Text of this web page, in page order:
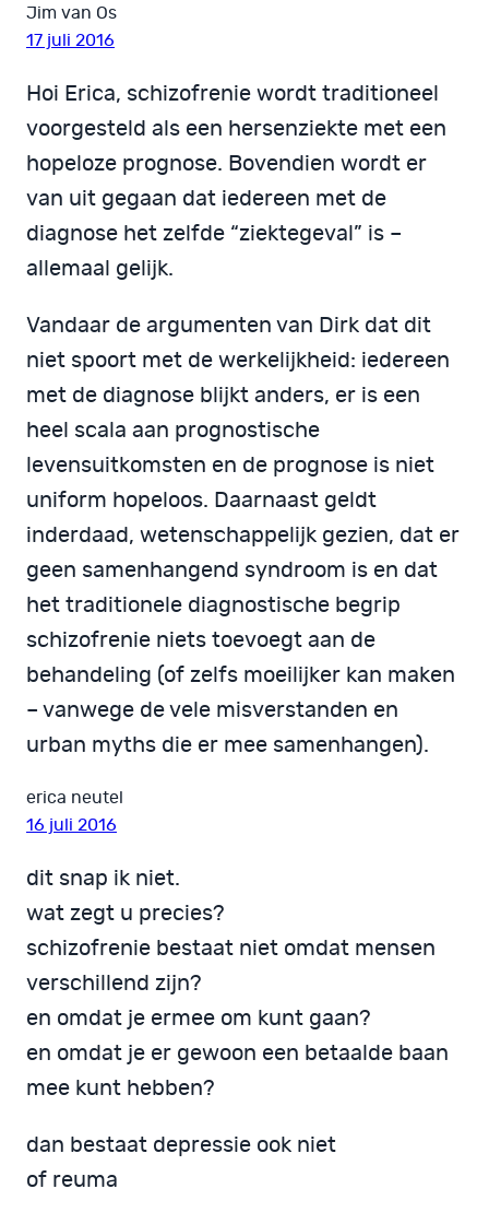
Jim van Os
17 juli 2016
Hoi Erica, schizofrenie wordt traditioneel
voorgesteld als een hersenziekte met een
hopeloze prognose. Bovendien wordt er
van uit gegaan dat iedereen met de
diagnose het zelfde “ziektegeval” is –
allemaal gelijk.
Vandaar de argumenten van Dirk dat dit
niet spoort met de werkelijkheid: iedereen
met de diagnose blijkt anders, er is een
heel scala aan prognostische
levensuitkomsten en de prognose is niet
uniform hopeloos. Daarnaast geldt
inderdaad, wetenschappelijk gezien, dat er
geen samenhangend syndroom is en dat
het traditionele diagnostische begrip
schizofrenie niets toevoegt aan de
behandeling (of zelfs moeilijker kan maken
– vanwege de vele misverstanden en
urban myths die er mee samenhangen).
erica neutel
16 juli 2016
dit snap ik niet.
wat zegt u precies?
schizofrenie bestaat niet omdat mensen
verschillend zijn?
en omdat je ermee om kunt gaan?
en omdat je er gewoon een betaalde baan
mee kunt hebben?
dan bestaat depressie ook niet
of reuma